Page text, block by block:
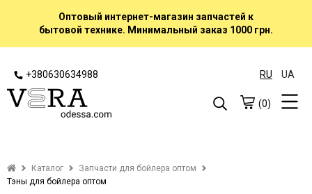
Оптовый интернет-магазин запчастей к
бытовой технике. Минимальный заказ 1000 грн.
+380630634988 RU UA
(0)
Каталог
Запчасти для бойлера оптом
Тэны для бойлера оптом